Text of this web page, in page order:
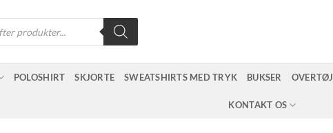
POLOSHIRT SKJORTE SWEATSHIRTS MED TRYK BUKSER OVERTØJ
KONTAKT OS